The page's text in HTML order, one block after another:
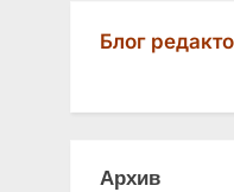
Блог
Архив